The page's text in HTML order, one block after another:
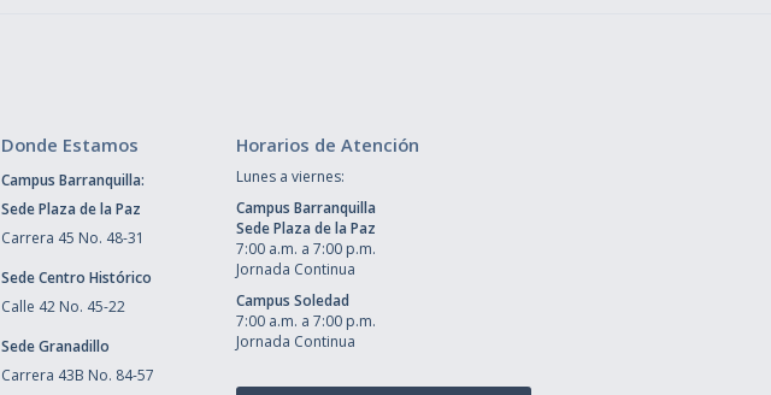
Donde Estamos
Campus Barranquilla:
Sede Plaza de la Paz
Carrera 45 No. 48-31
Sede Centro Histórico
Calle 42 No. 45-22
Sede Granadillo
Carrera 43B No. 84-57
Horarios de Atención
Lunes a viernes:
Campus Barranquilla
Sede Plaza de la Paz
7:00 a.m. a 7:00 p.m.
Jornada Continua
Campus Soledad
7:00 a.m. a 7:00 p.m.
Jornada Continua